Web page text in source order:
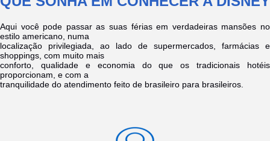
Aqui você pode passar as suas férias em verdadeiras mansões no
estilo americano, numa
localização privilegiada, ao lado de supermercados, farmácias e
shoppings, com muito mais
conforto, qualidade e economia do que os tradicionais hotéis
proporcionam, e com a
tranquilidade do atendimento feito de brasileiro para brasileiros.